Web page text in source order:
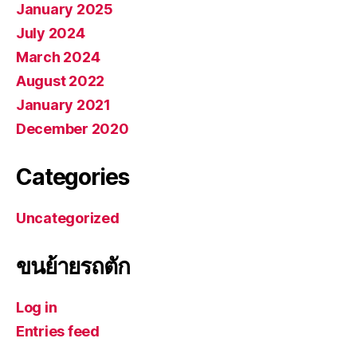
January 2025
July 2024
March 2024
August 2022
January 2021
December 2020
Categories
Uncategorized
ขนย้ายรถตัก
Log in
Entries feed